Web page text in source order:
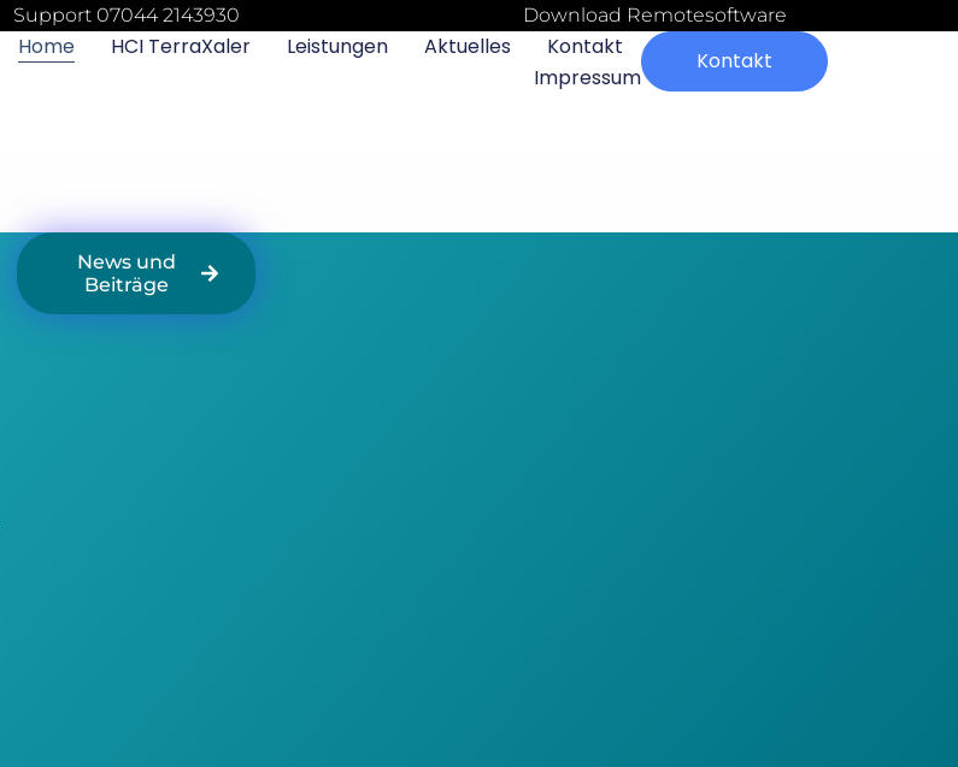
Support 07044 2143930 Download Remotesoftware
Home HCI TerraXaler Leistungen Aktuelles
Kontakt
Impressum
Kontakt
News und
Beiträge